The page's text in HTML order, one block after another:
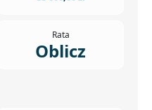
Rata
Oblicz